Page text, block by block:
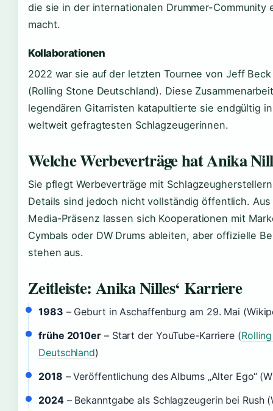
die sie in der internationalen Drummer-Community
macht.
Kollaborationen
2022 war sie auf der letzten Tournee von Jeff
(Rolling Stone Deutschland). Diese
legendären Gitarristen katapultierte sie endgültig
weltweit gefragtesten Schlagzeugerinnen.
Welche Werbeverträge hat Anika
Sie pflegt Werbeverträge mit
Details sind jedoch nicht vollständig öffentlich.
Media-Präsenz lassen sich Kooperationen mit
Cymbals oder DW Drums ableiten, aber offizielle
stehen aus.
Zeitleiste: Anika Nilles‘ Karriere
1983 – Geburt in Aschaffenburg am 29. Mai
frühe 2010er – Start der YouTube-Karriere (
Deutschland)
2018 – Veröffentlichung des Albums „Alter Ego“
2024– Bekanntgabe als Schlagzeugerin bei Rush